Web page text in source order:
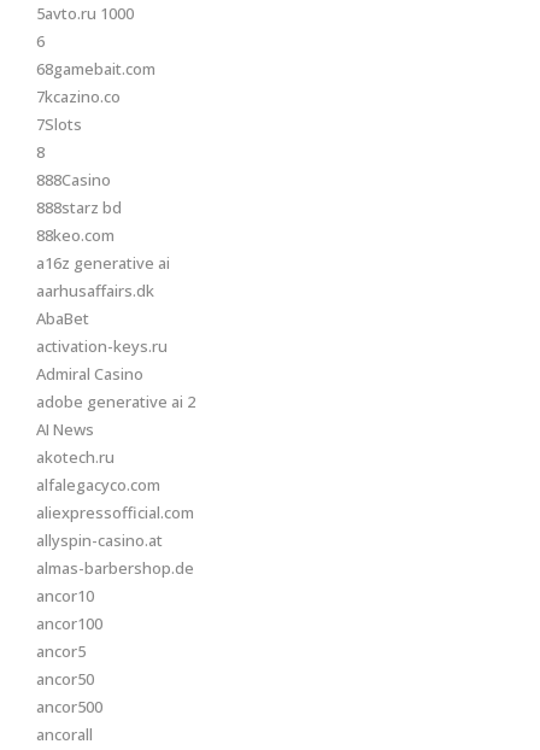
5avto.ru 1000
6
68gamebait.com
7kcazino.co
7Slots
8
888Casino
888starz bd
88keo.com
a16z generative ai
aarhusaffairs.dk
AbaBet
activation-keys.ru
Admiral Casino
adobe generative ai 2
AI News
akotech.ru
alfalegacyco.com
aliexpressofficial.com
allyspin-casino.at
almas-barbershop.de
ancor10
ancor100
ancor5
ancor50
ancor500
ancorall